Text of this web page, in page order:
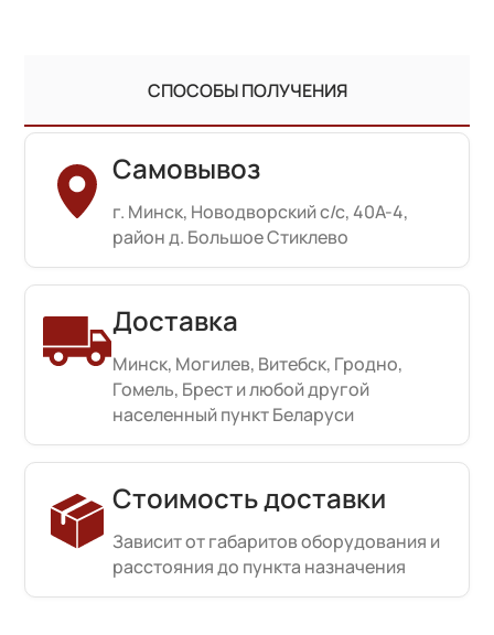
СПОСОБЫ ПОЛУЧЕНИЯ
Самовывоз
г. Минск, Новодворский с/с, 40А-4,
район д. Большое Стиклево
Доставка
Минск, Могилев, Витебск, Гродно,
Гомель, Брест и любой другой
населенный пункт Беларуси
Стоимость доставки
Зависит от габаритов оборудования и
расстояния до пункта назначения